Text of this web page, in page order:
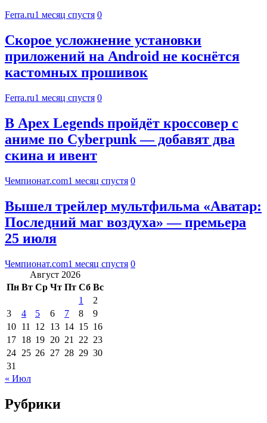
Ferra.ru1 месяц спустя 0
Скорое усложнение установки
приложений на Android не коснётся
кастомных прошивок
Ferra.ru1 месяц спустя 0
В Apex Legends пройдёт кроссовер с
аниме по Cyberpunk — добавят два
скина и ивент
Чемпионат.com1 месяц спустя 0
Вышел трейлер мультфильма «Аватар:
Последний маг воздуха» — премьера
25 июля
Чемпионат.com1 месяц спустя 0
Август 2026
Пн Вт Ср Чт Пт Сб Вс
1
2
3
4 5 6 7 8
9
10 11 12 13 14 15 16
17 18 19 20 21 22 23
24 25 26 27 28 29 30
31
« Июл
Рубрики